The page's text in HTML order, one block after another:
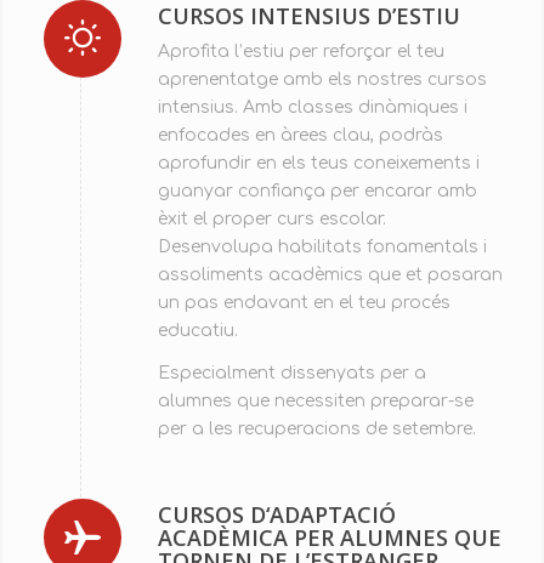
CURSOS INTENSIUS D’ESTIU
Aprofita l’estiu per reforçar el teu
aprenentatge amb els nostres cursos
intensius. Amb classes dinàmiques i
enfocades en àrees clau, podràs
aprofundir en els teus coneixements i
guanyar confiança per encarar amb
èxit el proper curs escolar.
Desenvolupa habilitats fonamentals i
assoliments acadèmics que et posaran
un pas endavant en el teu procés
educatiu.
Especialment dissenyats per a
alumnes que necessiten preparar-se
per a les recuperacions de setembre.
CURSOS D‘ADAPTACIÓ
ACADÈMICA PER ALUMNES QUE